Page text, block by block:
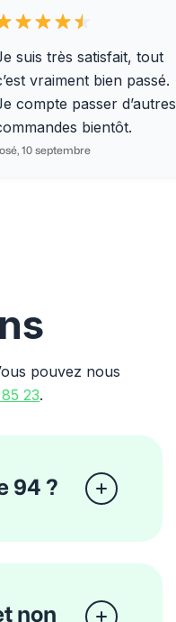
suis très satisfait, tout
vraiment bien passé.
compte passer d’autres
bientôt.
10 septembre
pouvez nous
23.
94 ?
non